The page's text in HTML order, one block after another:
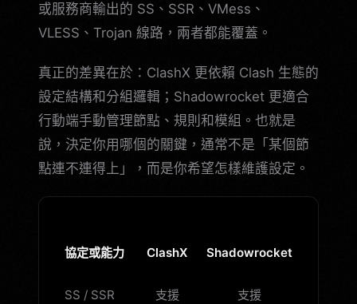
或服務商輸出的 SS、SSR、VMess、
VLESS、Trojan 線路，兩者都能覆蓋。
真正的差異在於：ClashX 更依賴 Clash 生態的
設定結構和分組邏輯；Shadowrocket 更適合
行動端手動管理節點、規則和模組。也就是
說，決定你用哪個的關鍵，通常不是「某個節
點連不連得上」，而是你希望怎樣維護設定。
協定或能力 ClashX Shadowrocket
SS / SSR 支援 支援